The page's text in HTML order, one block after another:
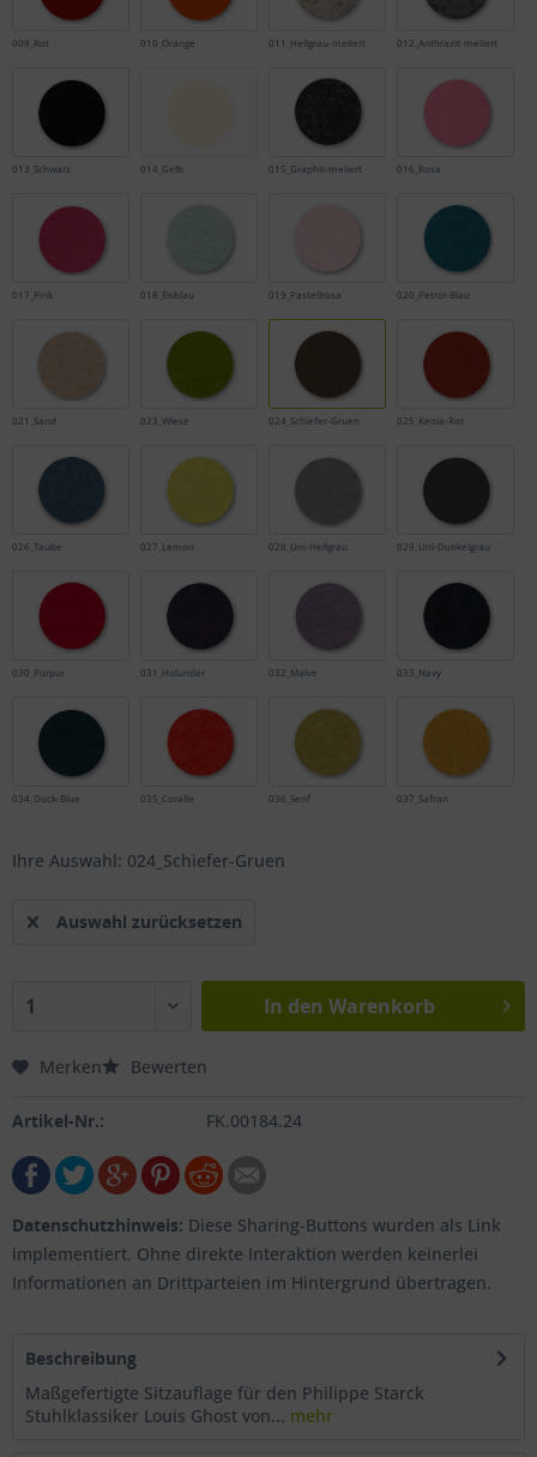
009_Rot 010_Orange 011_Hellgrau-meliert 012_Anthrazit-meliert
013_Schwarz 014_Gelb 015_Graphit-meliert 016_Rosa
017_Pink 018_Eisblau 019_Pastellrosa 020_Petrol-Blau
021_Sand 023_Wiese 024_Schiefer-Gruen 025_Kenia-Rot
026_Taube 027_Lemon 028_Uni-Hellgrau 029_Uni-Dunkelgrau
030_Purpur 031_Holunder 032_Malve 033_Navy
034_Duck-Blue 035_Coralle 036_Senf 037_Safran
Ihre Auswahl: 024_Schiefer-Gruen
Auswahl zurücksetzen
In den Warenkorb
Merken Bewerten
Artikel-Nr.: FK.00184.24
Datenschutzhinweis: Diese Sharing-Buttons wurden als Link
implementiert. Ohne direkte Interaktion werden keinerlei
Informationen an Drittparteien im Hintergrund übertragen.
Beschreibung
Maßgefertigte Sitzauflage für den Philippe Starck
Stuhlklassiker Louis Ghost von... mehr